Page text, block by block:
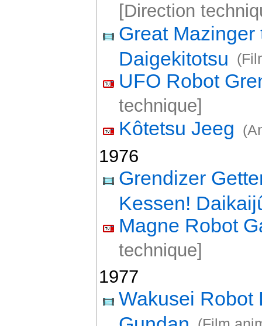
[Direction
Great
Daigekitotsu
UFO Robot
technique]
Kôtetsu Jeeg
1976
Grendizer
Kessen!
Magne Robot
technique]
1977
Wakusei Robot